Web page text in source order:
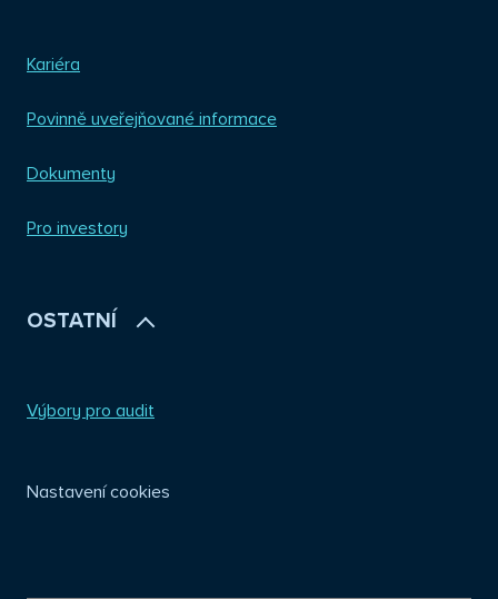
Kariéra
Povinně uveřejňované informace
Dokumenty
Pro investory
OSTATNÍ
Výbory pro audit
Nastavení cookies